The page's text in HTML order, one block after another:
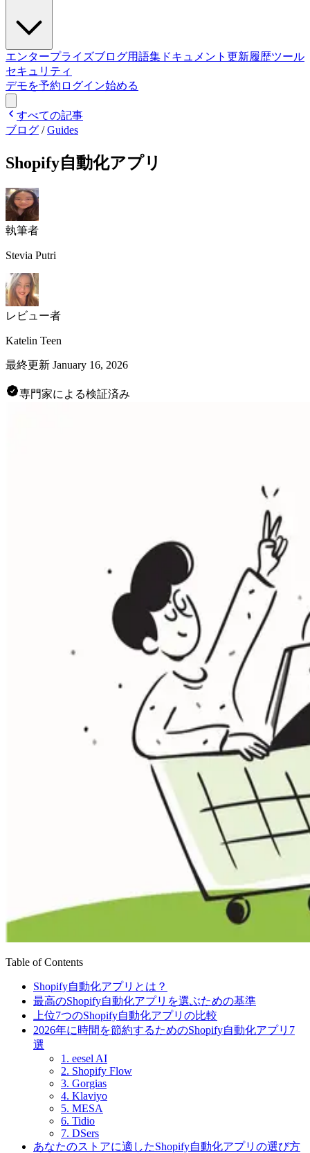
エンタープライズブログ用語集 ドキュメント 更新履歴ツール
セキュリティ
デモを予約 ログイン始める
すべての記事
ブログ /Guides
Shopify自動化アプリ
執筆者
Stevia Putri
レビュー者
Katelin Teen
最終更新 January 16, 2026
専門家による検証済み
Table of Contents
Shopify自動化アプリとは？
最高のShopify自動化アプリを選ぶための基準
上位7つのShopify自動化アプリの比較
2026年に時間を節約するためのShopify自動化アプリ7
選
1. eesel AI
2. Shopify Flow
3. Gorgias
4. Klaviyo
5. MESA
6. Tidio
7. DSers
あなたのストアに適したShopify自動化アプリの選び方